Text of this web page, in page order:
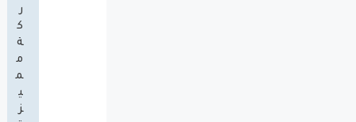
ر
ك
ة
م
م
ي
ز